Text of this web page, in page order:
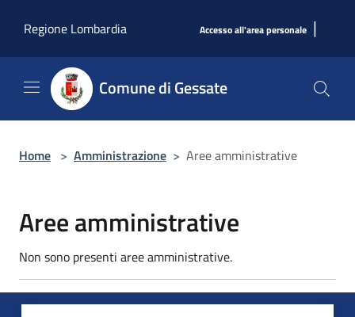
Regione Lombardia
Accesso all'area personale |
Comune di Gessate
Home > Amministrazione > Aree amministrative
Aree amministrative
Non sono presenti aree amministrative.